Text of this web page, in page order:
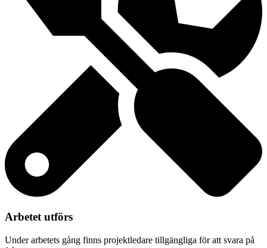
Arbetet utförs
Under arbetets gång finns projektledare tillgängliga för att svara på